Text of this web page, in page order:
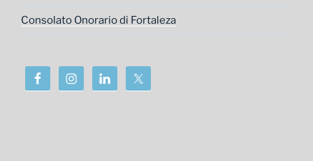
Consolato Onorario di Fortaleza